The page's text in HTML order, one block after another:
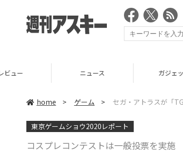
home > ゲーム > セガ・アトラスが「
東京ゲームショウ2020レポート
コスプレコンテストは一般投票を実施